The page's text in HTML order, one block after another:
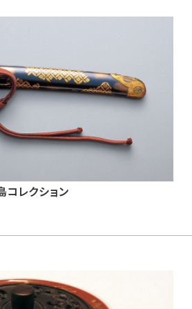
コレクション